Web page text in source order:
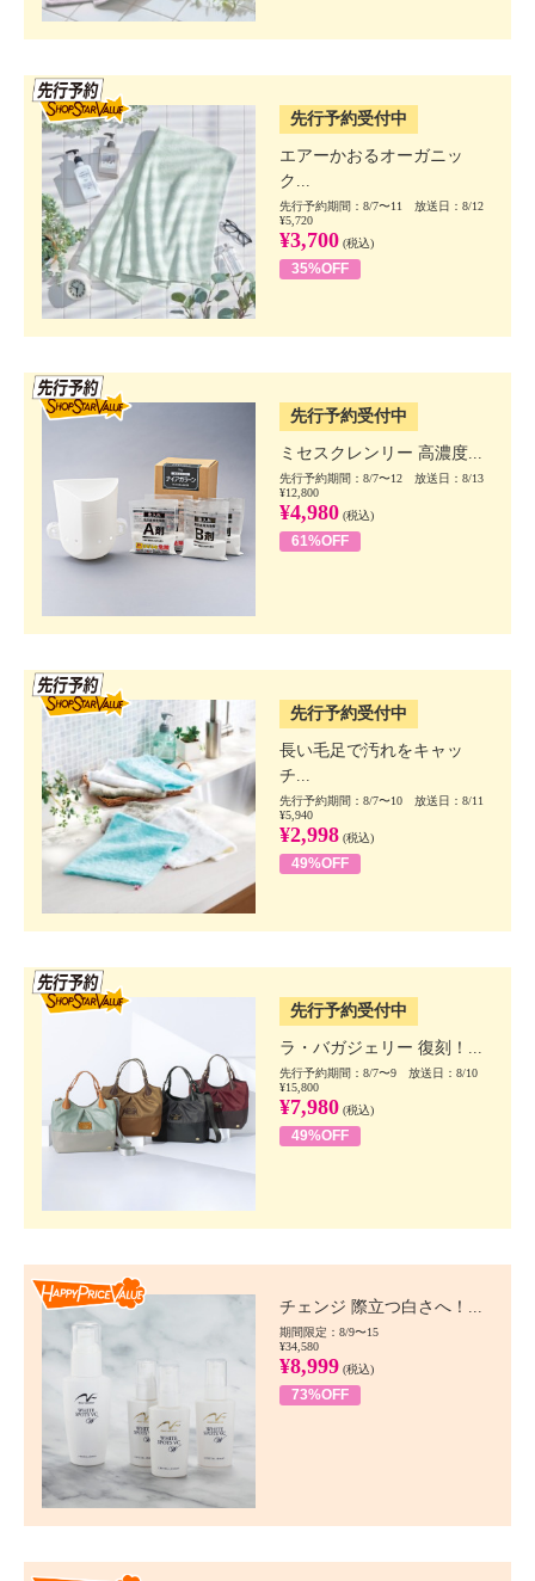
先行予約受付中
エアーかおるオーガニッ
ク...
先行予約期間：8/7〜11 放送日：8/12
¥5,720
¥3,700 (税込)
35%OFF
先行予約受付中
ミセスクレンリー 高濃度...
先行予約期間：8/7〜12 放送日：8/13
¥12,800
¥4,980 (税込)
61%OFF
先行予約受付中
長い毛足で汚れをキャッ
チ...
先行予約期間：8/7〜10 放送日：8/11
¥5,940
¥2,998 (税込)
49%OFF
先行予約受付中
ラ・バガジェリー 復刻！...
先行予約期間：8/7〜9 放送日：8/10
¥15,800
¥7,980 (税込)
49%OFF
チェンジ 際立つ白さへ！...
期間限定：8/9〜15
¥34,580
¥8,999 (税込)
73%OFF